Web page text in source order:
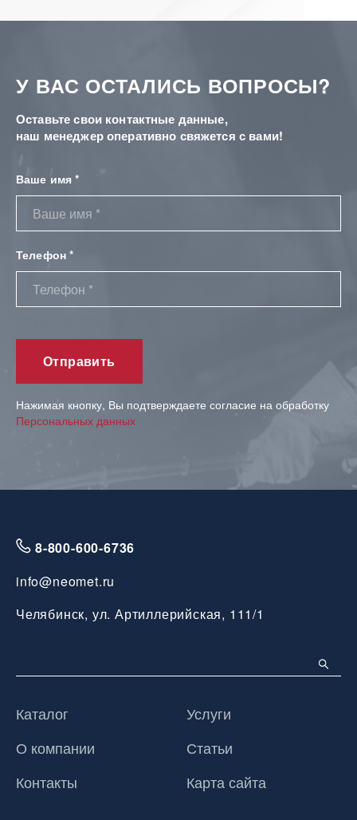
У ВАС ОСТАЛИСЬ ВОПРОСЫ?
Оставьте свои контактные данные,
наш менеджер оперативно свяжется с вами!
Ваше имя *
Телефон *
Нажимая кнопку, Вы подтверждаете согласие на обработку
Персональных данных
8-800-600-6736
info@neomet.ru
Челябинск, ул. Артиллерийская, 111/1
Каталог
Услуги
О компании
Статьи
Контакты
Карта сайта